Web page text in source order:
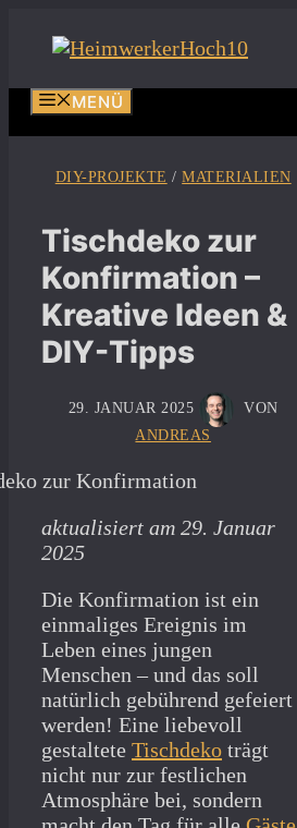
Inhalt
MENÜ
DIY-PROJEKTE /MATERIALIEN
Tischdeko zur
Konfirmation –
Kreative Ideen &
DIY-Tipps
29. JANUAR 2025
VON
ANDREAS
aktualisiert am 29. Januar
2025
Die Konfirmation ist ein
einmaliges Ereignis im
Leben eines jungen
Menschen – und das soll
natürlich gebührend gefeiert
werden! Eine liebevoll
gestaltete Tischdeko trägt
nicht nur zur festlichen
Atmosphäre bei, sondern